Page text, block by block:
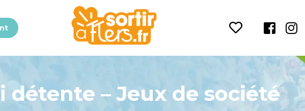
détente – Jeux de société